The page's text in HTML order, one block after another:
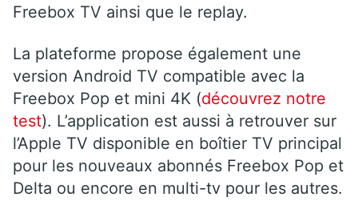
Freebox TV ainsi que le replay.
La plateforme propose également une
version Android TV compatible avec la
Freebox Pop et mini 4K (découvrez notre
test). L’application est aussi à retrouver sur
l’Apple TV disponible en boîtier TV principal
pour les nouveaux abonnés Freebox Pop et
Delta ou encore en multi-tv pour les autres.